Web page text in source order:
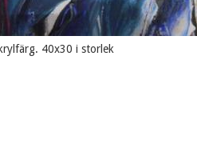
40x30 i storlek